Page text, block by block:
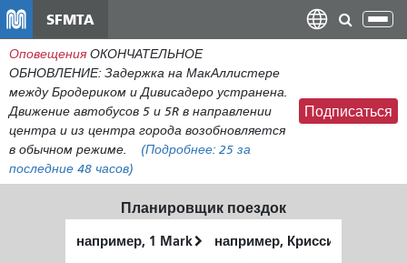
содержанию
SFMTA
Оповещения ОКОНЧАТЕЛЬНОЕ
ОБНОВЛЕНИЕ: Задержка на МакАллистере
между Бродериком и Дивисадеро устранена.
Движение автобусов 5 и 5R в направлении
центра и из центра города возобновляется
в обычном режиме.
(Подробнее: 25 за
последние 48 часов)
Подписаться
Планировщик поездок
местоположение
окончания